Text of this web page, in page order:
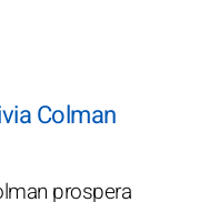
Colman
prospera